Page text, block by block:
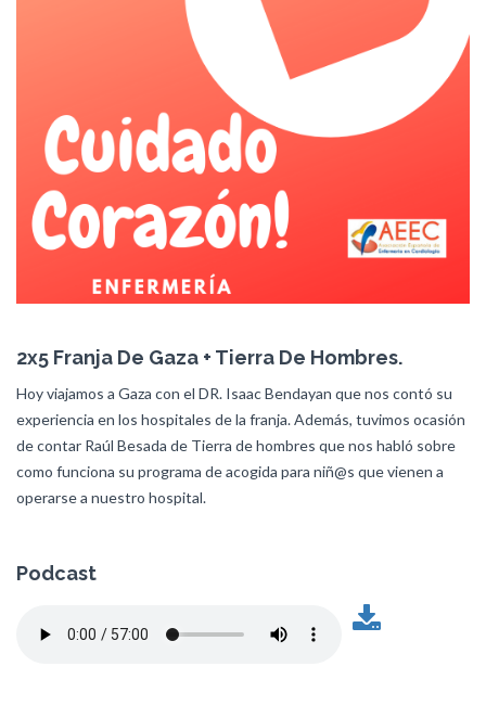
2x5 Franja De Gaza + Tierra De Hombres.
Hoy viajamos a Gaza con el DR. Isaac Bendayan que nos contó su
experiencia en los hospitales de la franja. Además, tuvimos ocasión
de contar Raúl Besada de Tierra de hombres que nos habló sobre
como funciona su programa de acogida para niñ@s que vienen a
operarse a nuestro hospital.
Podcast